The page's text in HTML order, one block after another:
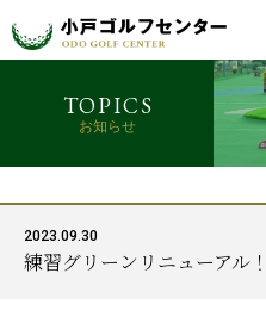
TOPICS
お知らせ
2023.09.30
練習グリーンリニューアル！